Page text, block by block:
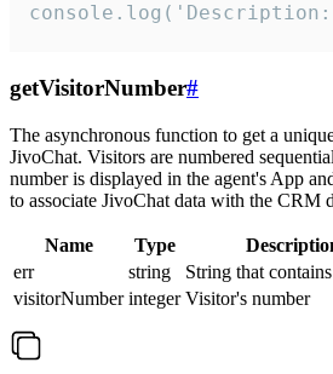
getVisitorNumber#
The asynchronous function to get a
JivoChat. Visitors are numbered
number is displayed in the agent's App
to associate JivoChat data with the CRM
Name Type
err
string
String that
visitorNumber integer Visitor's number